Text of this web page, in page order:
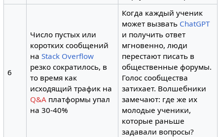
6
Число пустых или
коротких сообщений
наStack Overflow
резко сократилось, в
то время как
исходящий трафик на
Q&A платформы упал
на 30-40%
Когда каждый ученик
может вызвать ChatGPT
и получить ответ
мгновенно, люди
перестают писать в
общественные форумы.
Голос сообщества
затихает. Волшебники
замечают: где же их
молодые ученики,
которые раньше
задавали вопросы?